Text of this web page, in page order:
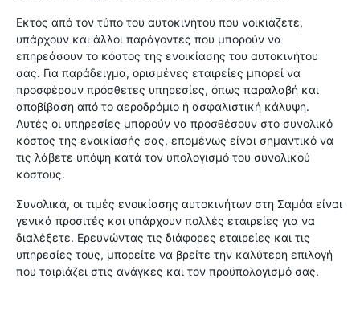
Εκτός από τον τύπο του αυτοκινήτου που νοικιάζετε,
υπάρχουν και άλλοι παράγοντες που μπορούν να
επηρεάσουν το κόστος της ενοικίασης του αυτοκινήτου
σας. Για παράδειγμα, ορισμένες εταιρείες μπορεί να
προσφέρουν πρόσθετες υπηρεσίες, όπως παραλαβή και
αποβίβαση από το αεροδρόμιο ή ασφαλιστική κάλυψη.
Αυτές οι υπηρεσίες μπορούν να προσθέσουν στο συνολικό
κόστος της ενοικίασής σας, επομένως είναι σημαντικό να
τις λάβετε υπόψη κατά τον υπολογισμό του συνολικού
κόστους.
Συνολικά, οι τιμές ενοικίασης αυτοκινήτων στη Σαμόα είναι
γενικά προσιτές και υπάρχουν πολλές εταιρείες για να
διαλέξετε. Ερευνώντας τις διάφορες εταιρείες και τις
υπηρεσίες τους, μπορείτε να βρείτε την καλύτερη επιλογή
που ταιριάζει στις ανάγκες και τον προϋπολογισμό σας.